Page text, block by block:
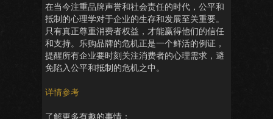
在当今注重品牌声誉和社会责任的时代，公平和
抵制的心理学对于企业的生存和发展至关重要。
只有真正尊重消费者权益，才能赢得他们的信任
和支持。乐购品牌的危机正是一个鲜活的例证，
提醒所有企业要时刻关注消费者的心理需求，避
免陷入公平和抵制的危机之中。
详情参考
了解更多有趣的事情：